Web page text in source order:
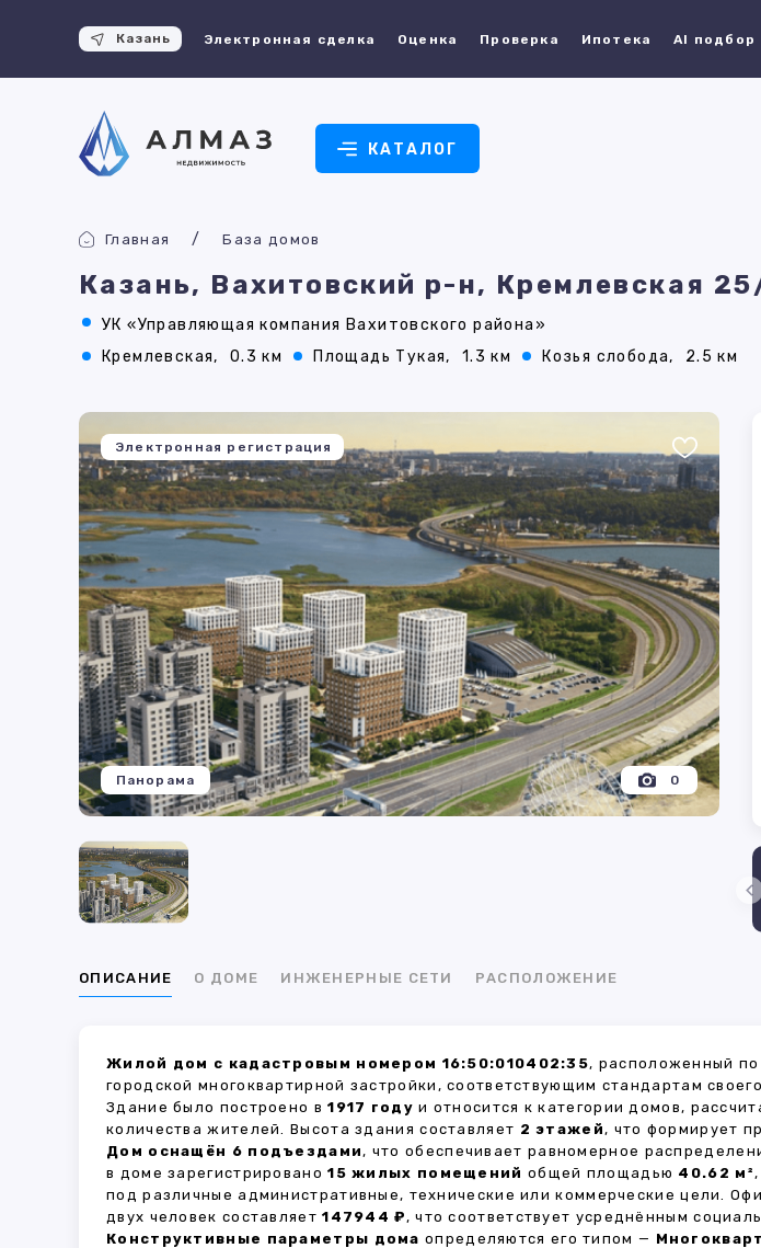
Казань Электронная сделка Оценка Проверка Ипотека AI подбор
КАТАЛОГ
Главная База домов
Казань, Вахитовский р-н, Кремлевская
УК «Управляющая компания Вахитовского района»
Кремлевская, 0.3 км Площадь Тукая, 1.3 км Козья слобода, 2.5 км
Электронная регистрация
0
Панорама
ОПИСАНИЕ О ДОМЕ ИНЖЕНЕРНЫЕ СЕТИ РАСПОЛОЖЕНИЕ
Жилой дом с кадастровым номером 16:50:010402:35, расположенный по
городской многоквартирной застройки, соответствующим стандартам
Здание было построено в1917 году и относится к категории домов,
количества жителей. Высота здания составляет 2 этажей, что формирует
Дом оснащён 6 подъездами, что обеспечивает равномерное
в доме зарегистрировано15 жилых помещений общей площадью 40.62 м²
под различные административные, технические или коммерческие цели.
двух человек составляет147944 ₽, что соответствует усреднённым
Конструктивные параметры дома определяются его типом —